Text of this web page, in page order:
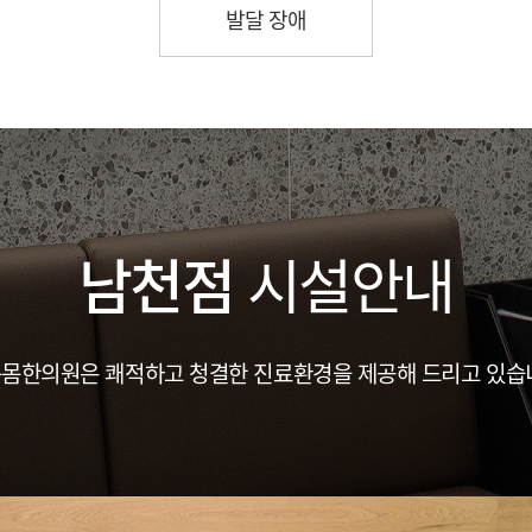
발달 장애
남천점시설안내
한의원은 쾌적하고 청결한 진료환경을 제공해 드리고 있습